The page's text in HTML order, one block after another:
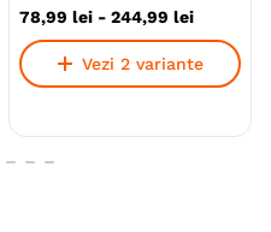
Uscata prin extrudare
Sac
78,99 lei - 244,99 lei
Vezi 2 variante